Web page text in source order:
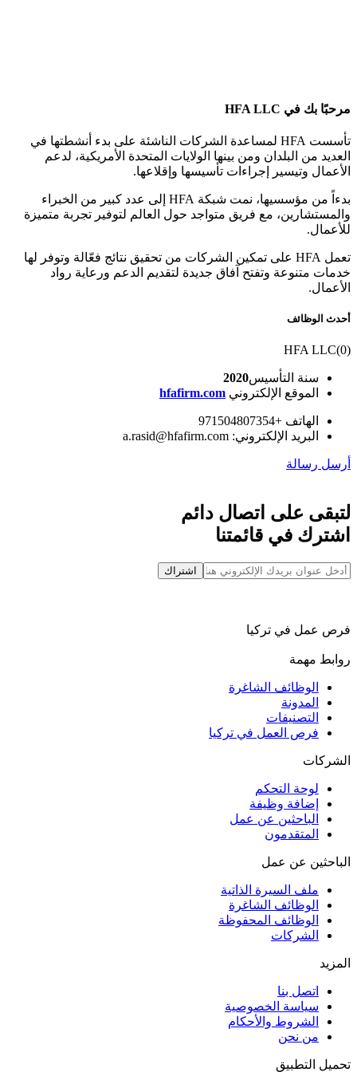
مرحبًا بك في HFA LLC
تأسست HFA لمساعدة الشركات الناشئة على بدء أنشطتها في
العديد من البلدان ومن بينها الولايات المتحدة الأمريكية، لدعم
الأعمال وتيسير إجراءات تأسيسها وإقلاعها.
بدءاً من مؤسسيها، نمت شبكة HFA إلى عدد كبير من الخبراء
والمستشارين، مع فريق متواجد حول العالم لتوفير تجربة متميزة
للأعمال.
تعمل HFA على تمكين الشركات من تحقيق نتائج فعّالة وتوفر لها
خدمات متنوعة وتفتح آفاق جديدة لتقديم الدعم ورعاية رواد
الأعمال.
أحدث الوظائف
HFA LLC(0)
سنة التأسيس2020
الموقع الإلكتروني hfafirm.com
الهاتف +971504807354
البريد الإلكتروني: a.rasid@hfafirm.com
أرسل رسالة
لتبقى على اتصال دائم
اشترك في قائمتنا
اشتراك
فرص عمل في تركيا
روابط مهمة
الوظائف الشاغرة
المدونة
التصنيفات
فرص العمل في تركيا
الشركات
لوحة التحكم
إضافة وظيفة
الباحثين عن عمل
المتقدمون
الباحثين عن عمل
ملف السيرة الذاتية
الوظائف الشاغرة
الوظائف المحفوظة
الشركات
المزيد
اتصل بنا
سياسة الخصوصية
الشروط والأحكام
من نحن
تحميل التطبيق